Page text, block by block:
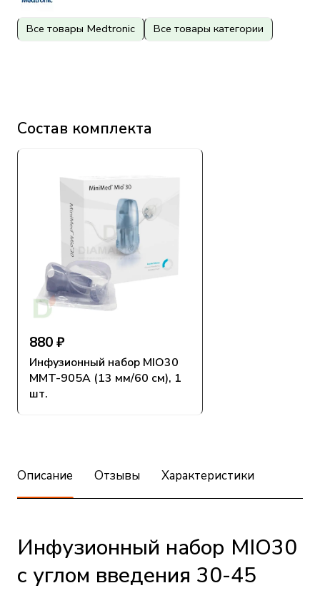
Все товары Medtronic Все товары категории
Состав комплекта
880 ₽
Инфузионный набор MIO30
MMT-905А (13 мм/60 см), 1
шт.
Описание Отзывы Характеристики
Инфузионный набор MIO30
с углом введения 30-45